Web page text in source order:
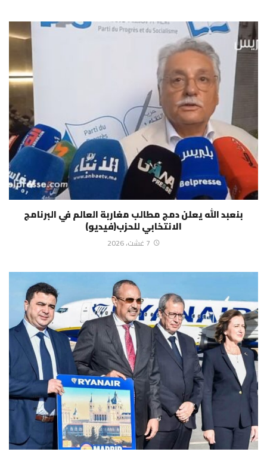
بنعبد الله يعلن دمج مطالب مغاربة العالم في البرنامج
الانتخابي للحزب(فيديو)
7 غشت، 2026